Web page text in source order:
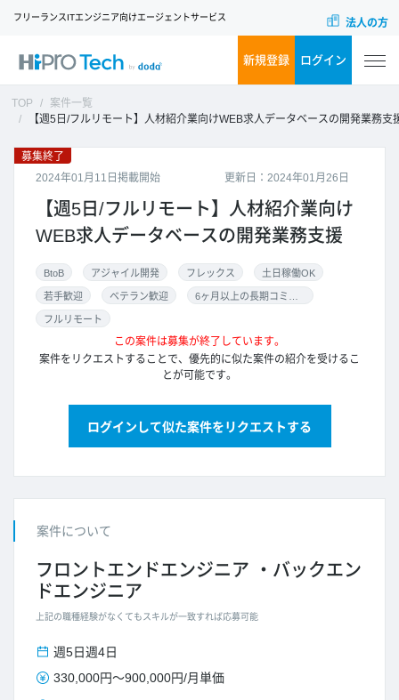
フリーランスITエンジニア向けエージェントサービス 法人の方
新規登録 ログイン
TOP
案件一覧
【週5日/フルリモート】人材紹介業向けWEB求人データベースの開発業務支
更新日：2024年01月26日
募集終了
2024年01月11日掲載開始
【週5日/フルリモート】人材紹介業向け
WEB求人データベースの開発業務支援
BtoB アジャイル開発 フレックス 土日稼働OK
若手歓迎 ベテラン歓迎
フルリモート
この案件は募集が終了しています。
案件をリクエストすることで、優先的に似た案件の紹介を受けるこ
とが可能です。
ログインして似た案件をリクエストする
案件について
フロントエンドエンジニア
バックエン
ドエンジニア
上記の職種経験がなくてもスキルが一致すれば応募可能
週5日週4日
330,000円～900,000円/月単価